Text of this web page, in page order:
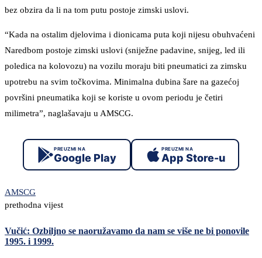
bez obzira da li na tom putu postoje zimski uslovi.
“Kada na ostalim djelovima i dionicama puta koji nijesu obuhvaćeni
Naredbom postoje zimski uslovi (sniježne padavine, snijeg, led ili
poledica na kolovozu) na vozilu moraju biti pneumatici za zimsku
upotrebu na svim točkovima. Minimalna dubina šare na gazećoj
površini pneumatika koji se koriste u ovom periodu je četiri
milimetra”, naglašavaju u AMSCG.
PREUZMI NA
Google Play
PREUZMI NA
App Store-u
AMSCG
prethodna vijest
Vučić: Ozbiljno se naoružavamo da nam se više ne bi ponovile
1995. i 1999.